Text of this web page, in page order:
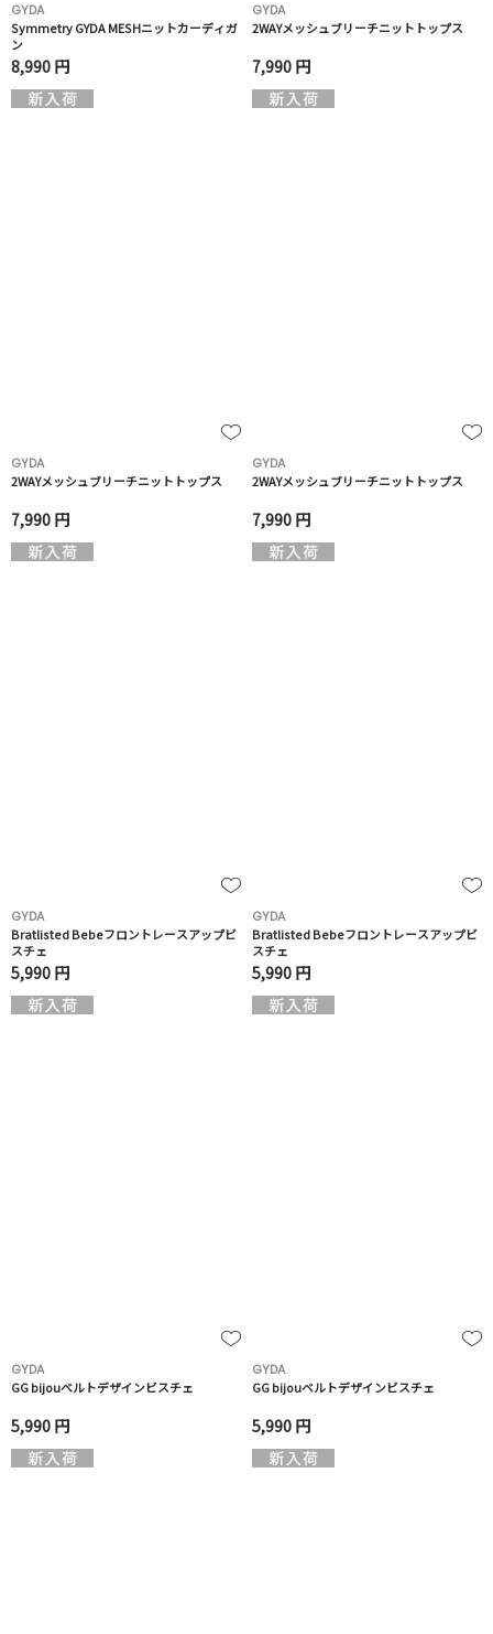
GYDA
Symmetry GYDA MESHニットカーディガ
ン
8,990 円
GYDA
2WAYメッシュブリーチニットトップス
7,990 円
GYDA
2WAYメッシュブリーチニットトップス
7,990 円
GYDA
2WAYメッシュブリーチニットトップス
7,990 円
GYDA
Bratlisted Bebeフロントレースアップビ
スチェ
5,990 円
GYDA
Bratlisted Bebeフロントレースアップビ
スチェ
5,990 円
GYDA
GG bijouベルトデザインビスチェ
5,990 円
GYDA
GG bijouベルトデザインビスチェ
5,990 円